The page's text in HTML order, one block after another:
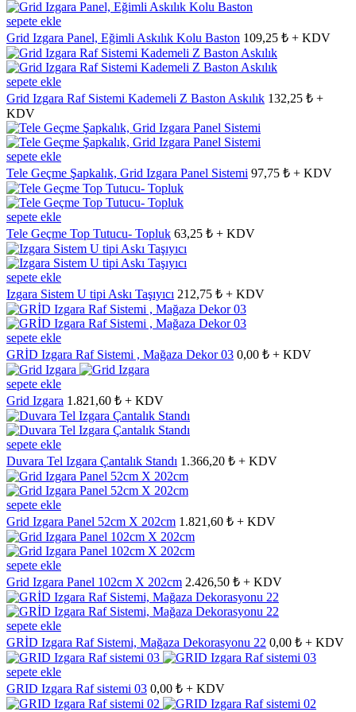
sepete ekle
Grid Izgara Panel, Eğimli Askılık Kolu Baston 109,25 ₺ + KDV
sepete ekle
Grid Izgara Raf Sistemi Kademeli Z Baston Askılık 132,25 ₺ +
KDV
sepete ekle
Tele Geçme Şapkalık, Grid Izgara Panel Sistemi 97,75 ₺ + KDV
sepete ekle
Tele Geçme Top Tutucu- Topluk 63,25 ₺ + KDV
sepete ekle
Izgara Sistem U tipi Askı Taşıyıcı 212,75 ₺ + KDV
sepete ekle
GRİD Izgara Raf Sistemi , Mağaza Dekor 03 0,00 ₺ + KDV
sepete ekle
Grid Izgara 1.821,60 ₺ + KDV
sepete ekle
Duvara Tel Izgara Çantalık Standı 1.366,20 ₺ + KDV
sepete ekle
Grid Izgara Panel 52cm X 202cm 1.821,60 ₺ + KDV
sepete ekle
Grid Izgara Panel 102cm X 202cm 2.426,50 ₺ + KDV
sepete ekle
GRİD Izgara Raf Sistemi, Mağaza Dekorasyonu 22 0,00 ₺ + KDV
sepete ekle
GRID Izgara Raf sistemi 03 0,00 ₺ + KDV